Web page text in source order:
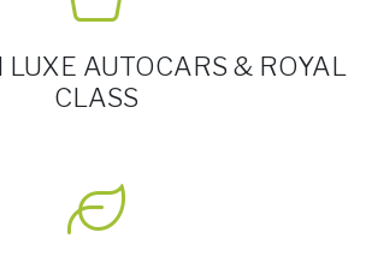
LUXE AUTOCARS & ROYAL
CLASS